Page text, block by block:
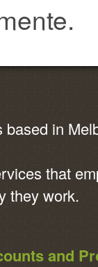
in
that
they work.
and